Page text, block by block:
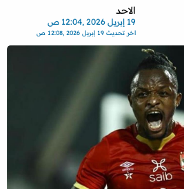
الاحد
19 إبريل 2026 ,12:04 ص
اخر تحديث19 إبريل 2026 ,12:08 ص